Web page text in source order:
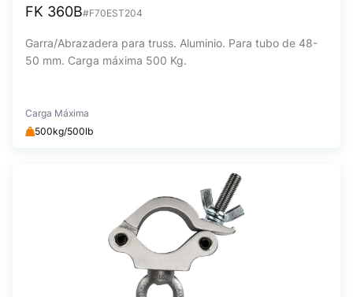
FK 360B#F70EST204
Garra/Abrazadera para truss. Aluminio. Para tubo de 48-
50 mm. Carga máxima 500 Kg.
Carga Máxima
500kg/500lb